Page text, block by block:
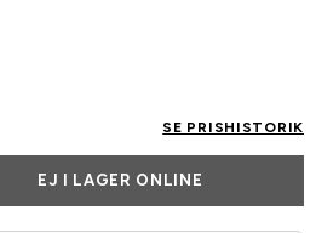
SE PRISHISTORIK
EJ I LAGER ONLINE